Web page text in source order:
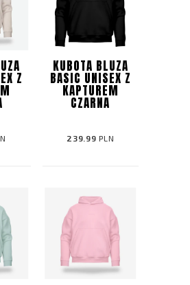
Z
KUBOTA BLUZA
BASIC UNISEX Z
KAPTUREM
CZARNA
239.99 PLN